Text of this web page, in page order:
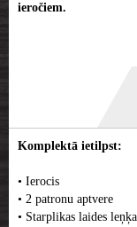
ieročiem.
Komplektā ietilpst:
• Ierocis
• 2 patronu aptvere
• Starplikas laides